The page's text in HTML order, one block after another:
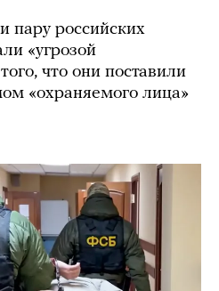
российских
«угрозой
что они поставили
«охраняемого лица»